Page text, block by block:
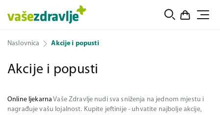
Naslovnica Akcije i popusti
Akcije i popusti
Online ljekarna Vaše Zdravlje nudi sva sniženja na jednom mjestu i
nagrađuje vašu lojalnost. Kupite jeftinije - uhvatite najbolje akcije,